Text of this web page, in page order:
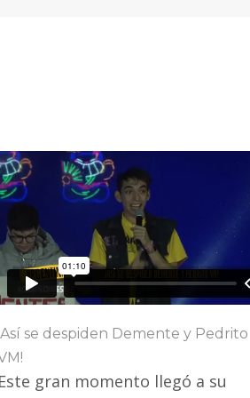
se despiden Demente y Pedrito
gran momento llegó a su